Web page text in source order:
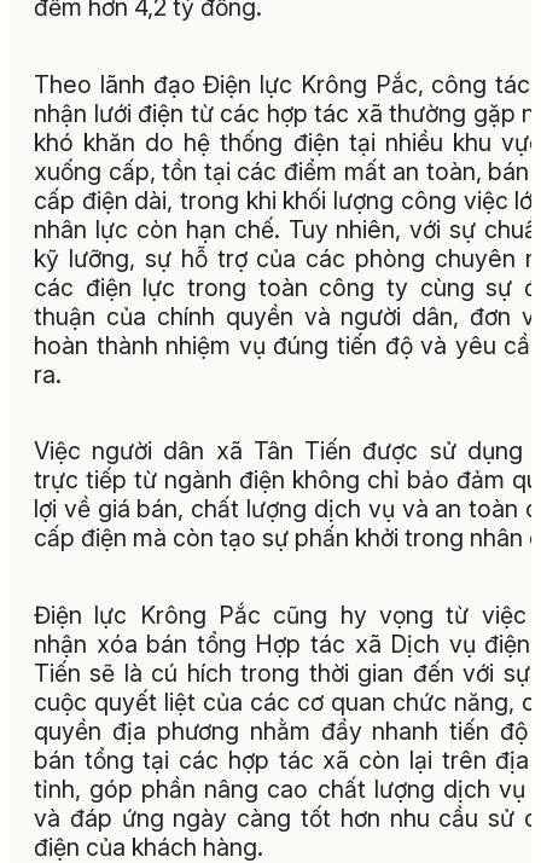
đếm hơn 4,2 tỷ đồng.
Theo lãnh đạo Điện lực Krông Pắc, công tác
nhận lưới điện từ các hợp tác xã thường gặp
khó khăn do hệ thống điện tại nhiều khu
xuống cấp, tồn tại các điểm mất an toàn, bán
cấp điện dài, trong khi khối lượng công việc
nhân lực còn hạn chế. Tuy nhiên, với sự
kỹ lưỡng, sự hỗ trợ của các phòng chuyên
các điện lực trong toàn công ty cùng sự
thuận của chính quyền và người dân, đơn
hoàn thành nhiệm vụ đúng tiến độ và yêu
ra.
Việc người dân xã Tân Tiến được sử dụng
trực tiếp từ ngành điện không chỉ bảo đảm
lợi về giá bán, chất lượng dịch vụ và an toàn
cấp điện mà còn tạo sự phấn khởi trong nhân
Điện lực Krông Pắc cũng hy vọng từ việc
nhận xóa bán tổng Hợp tác xã Dịch vụ điện
Tiến sẽ là cú hích trong thời gian đến với sự
cuộc quyết liệt của các cơ quan chức năng,
quyền địa phương nhằm đẩy nhanh tiến độ
bán tổng tại các hợp tác xã còn lại trên địa
tỉnh, góp phần nâng cao chất lượng dịch vụ
và đáp ứng ngày càng tốt hơn nhu cầu sử
điện của khách hàng.